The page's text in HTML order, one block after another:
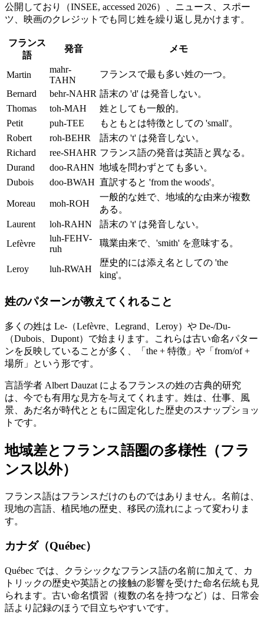
公開しており（INSEE, accessed 2026）、ニュース、スポー
ツ、映画のクレジットでも同じ姓を繰り返し見かけます。
フランス
語
発音 メモ
Martin
mahr-
TAHN
フランスで最も多い姓の一つ。
Bernard
behr-NAHR 語末の 'd' は発音しない。
Thomas
toh-MAH
姓としても一般的。
Petit
puh-TEE
もともとは特徴としての 'small'。
Robert
roh-BEHR
語末の 't' は発音しない。
Richard
ree-SHAHR フランス語の発音は英語と異なる。
Durand
doo-RAHN 地域を問わずとても多い。
Dubois
doo-BWAH 直訳すると 'from the woods'。
Moreau moh-ROH
一般的な姓で、地域的な由来が複数
ある。
Laurent
loh-RAHN
語末の 't' は発音しない。
Lefèvre
luh-FEHV-
ruh
職業由来で、'smith' を意味する。
Leroy luh-RWAH
歴史的には添え名としての 'the
king'。
姓のパターンが教えてくれること
多くの姓は Le-（Lefèvre、Legrand、Leroy）や De-/Du-
（Dubois、Dupont）で始まります。これらは古い命名パター
ンを反映していることが多く、「the + 特徴」や「from/of +
場所」という形です。
言語学者 Albert Dauzat によるフランスの姓の古典的研究
は、今でも有用な見方を与えてくれます。姓は、仕事、風
景、あだ名が時代とともに固定化した歴史のスナップショッ
トです。
地域差とフランス語圏の多様性（フラ
ンス以外）
フランス語はフランスだけのものではありません。名前は、
現地の言語、植民地の歴史、移民の流れによって変わりま
す。
カナダ（Québec）
Québec では、クラシックなフランス語の名前に加えて、カ
トリックの歴史や英語との接触の影響を受けた命名伝統も見
られます。古い命名慣習（複数の名を持つなど）は、日常会
話より記録のほうで目立ちやすいです。